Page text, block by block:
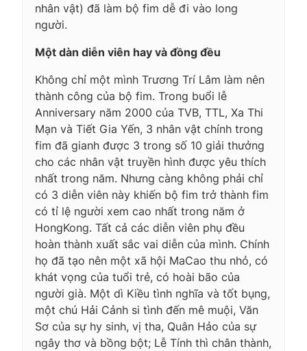
nhân vật) đã làm bộ fim dễ đi vào long
người.
Một dàn diễn viên hay và đồng đều
Không chỉ một mình Trương Trí Lâm làm nên
thành công của bộ fim. Trong buổi lễ
Anniversary năm 2000 của TVB, TTL, Xa Thi
Mạn và Tiết Gia Yến, 3 nhân vật chính trong
fim đã gianh được 3 trong số 10 giải thưởng
cho các nhân vật truyền hình được yêu thích
nhất trong năm. Nhưng càng không phải chỉ
có 3 diễn viên này khiến bộ fim trở thành fim
có tỉ lệ người xem cao nhất trong năm ở
HongKong. Tất cả các diễn viên phụ đều
hoàn thành xuất sắc vai diễn của mình. Chính
họ đã tạo nên một xã hội MaCao thu nhỏ, có
khát vọng của tuổi trẻ, có hoài bão của
người già. Một dì Kiều tình nghĩa và tốt bụng,
một chú Hải Cảnh si tình đến mê muội, Văn
Sơ của sự hy sinh, vị tha, Quân Hảo của sự
ngây thơ và bồng bột; Lễ Tính thì chân thành,